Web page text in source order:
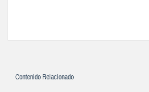
Contenido Relacionado